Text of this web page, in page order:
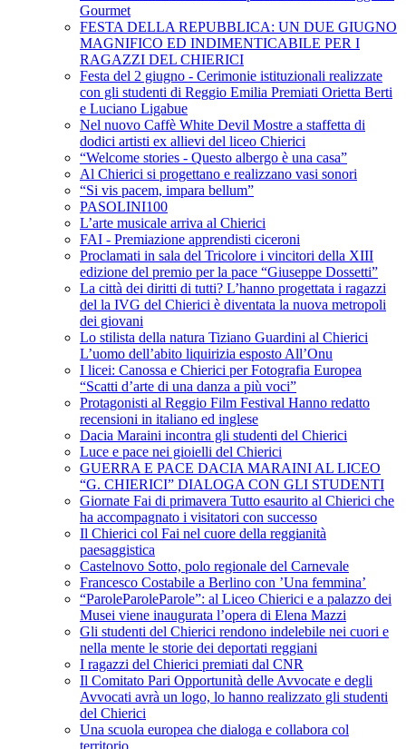
Gourmet
FESTA DELLA REPUBBLICA: UN DUE GIUGNO
MAGNIFICO ED INDIMENTICABILE PER I
RAGAZZI DEL CHIERICI
Festa del 2 giugno - Cerimonie istituzionali realizzate
con gli studenti di Reggio Emilia Premiati Orietta Berti
e Luciano Ligabue
Nel nuovo Caffè White Devil Mostre a staffetta di
dodici artisti ex allievi del liceo Chierici
“Welcome stories - Questo albergo è una casa”
Al Chierici si progettano e realizzano vasi sonori
“Si vis pacem, impara bellum”
PASOLINI100
L’arte musicale arriva al Chierici
FAI - Premiazione apprendisti ciceroni
Proclamati in sala del Tricolore i vincitori della XIII
edizione del premio per la pace “Giuseppe Dossetti”
La città dei diritti di tutti? L’hanno progettata i ragazzi
del la IVG del Chierici è diventata la nuova metropoli
dei giovani
Lo stilista della natura Tiziano Guardini al Chierici
L’uomo dell’abito liquirizia esposto All’Onu
I licei: Canossa e Chierici per Fotografia Europea
“Scatti d’arte di una danza a più voci”
Protagonisti al Reggio Film Festival Hanno redatto
recensioni in italiano ed inglese
Dacia Maraini incontra gli studenti del Chierici
Luce e pace nei gioielli del Chierici
GUERRA E PACE DACIA MARAINI AL LICEO
“G. CHIERICI” DIALOGA CON GLI STUDENTI
Giornate Fai di primavera Tutto esaurito al Chierici che
ha accompagnato i visitatori con successo
Il Chierici col Fai nel cuore della reggianità
paesaggistica
Castelnovo Sotto, polo regionale del Carnevale
Francesco Costabile a Berlino con ’Una femmina’
“ParoleParoleParole”: al Liceo Chierici e a palazzo dei
Musei viene inaugurata l’opera di Elena Mazzi
Gli studenti del Chierici rendono indelebile nei cuori e
nella mente le storie dei deportati reggiani
I ragazzi del Chierici premiati dal CNR
Il Comitato Pari Opportunità delle Avvocate e degli
Avvocati avrà un logo, lo hanno realizzato gli studenti
del Chierici
Una scuola europea che dialoga e collabora col